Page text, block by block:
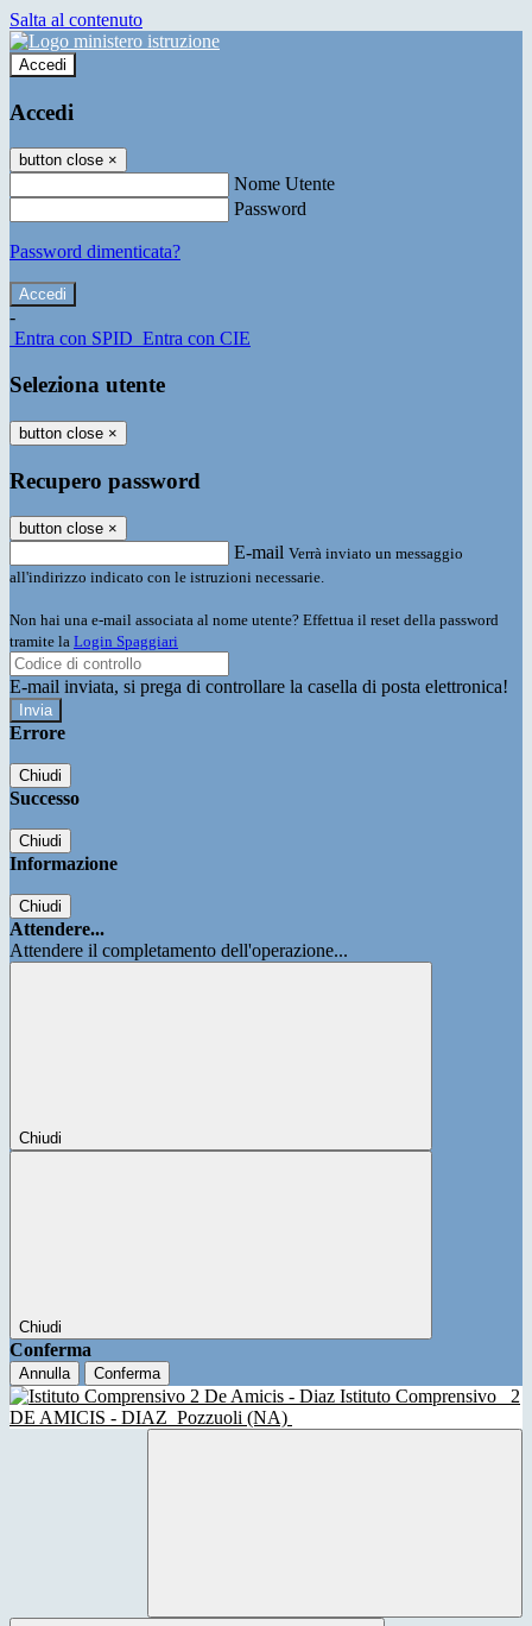
Salta al contenuto
Accedi
Accedi
button close ×
Nome Utente
Password
Password dimenticata?
-
Entra con SPID Entra con CIE
Seleziona utente
button close ×
Recupero password
button close ×
E-mail Verrà inviato un messaggio
all'indirizzo indicato con le istruzioni necessarie.
Non hai una e-mail associata al nome utente? Effettua il reset della password
tramite la Login Spaggiari
E-mail inviata, si prega di controllare la casella di posta elettronica!
Errore
Chiudi
Successo
Chiudi
Informazione
Chiudi
Attendere...
Attendere il completamento dell'operazione...
Chiudi
Chiudi
Conferma
Annulla Conferma
Istituto Comprensivo
2
DE AMICIS - DIAZ Pozzuoli (NA)